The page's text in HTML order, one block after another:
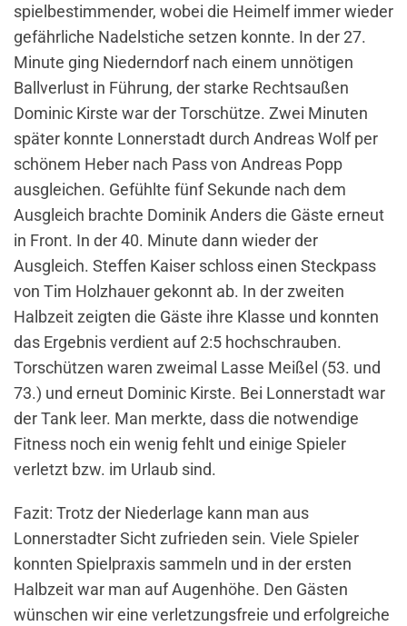
spielbestimmender, wobei die Heimelf immer wieder
gefährliche Nadelstiche setzen konnte. In der 27.
Minute ging Niederndorf nach einem unnötigen
Ballverlust in Führung, der starke Rechtsaußen
Dominic Kirste war der Torschütze. Zwei Minuten
später konnte Lonnerstadt durch Andreas Wolf per
schönem Heber nach Pass von Andreas Popp
ausgleichen. Gefühlte fünf Sekunde nach dem
Ausgleich brachte Dominik Anders die Gäste erneut
in Front. In der 40. Minute dann wieder der
Ausgleich. Steffen Kaiser schloss einen Steckpass
von Tim Holzhauer gekonnt ab. In der zweiten
Halbzeit zeigten die Gäste ihre Klasse und konnten
das Ergebnis verdient auf 2:5 hochschrauben.
Torschützen waren zweimal Lasse Meißel (53. und
73.) und erneut Dominic Kirste. Bei Lonnerstadt war
der Tank leer. Man merkte, dass die notwendige
Fitness noch ein wenig fehlt und einige Spieler
verletzt bzw. im Urlaub sind.
Fazit: Trotz der Niederlage kann man aus
Lonnerstadter Sicht zufrieden sein. Viele Spieler
konnten Spielpraxis sammeln und in der ersten
Halbzeit war man auf Augenhöhe. Den Gästen
wünschen wir eine verletzungsfreie und erfolgreiche